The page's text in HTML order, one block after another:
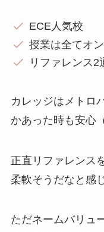
ECE人気校
授業は全てオ
リファレンス2
カレッジはメトロ
かあった時も安心
正直リファレンス
柔軟そうだなと感
ただネームバリュ